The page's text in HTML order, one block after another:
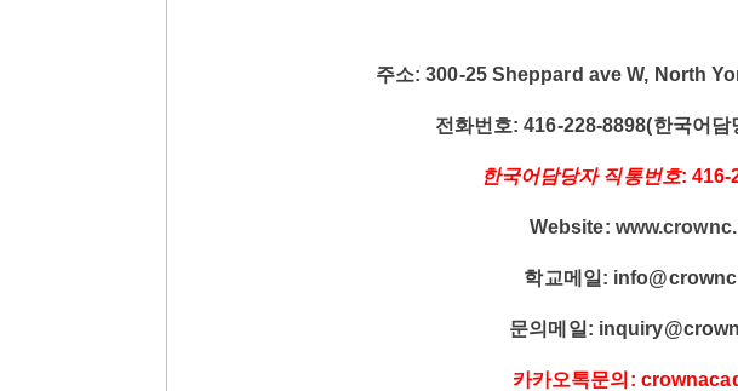
주소: 300-25 Sheppard ave W, North
전화번호: 416-228-8898(한국어담
한국어담당자 직통번호: 416-
Website:
학교메일 :
문의메일 :
카카오톡문의 :